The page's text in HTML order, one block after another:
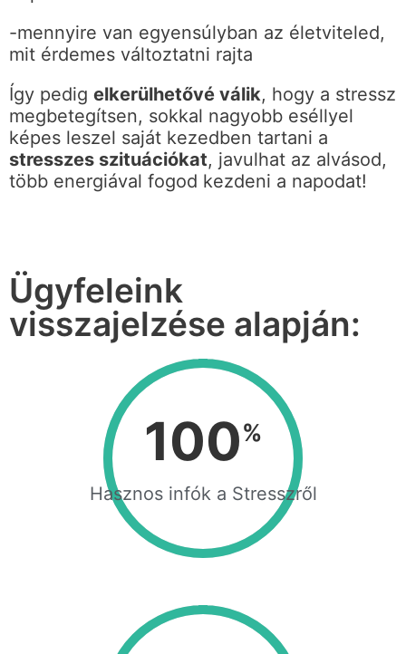
-mennyire van egyensúlyban az életviteled,
mit érdemes változtatni rajta
Így pedig elkerülhetővé válik, hogy a stressz
megbetegítsen, sokkal nagyobb eséllyel
képes leszel saját kezedben tartani a
stresszes szituációkat, javulhat az alvásod,
több energiával fogod kezdeni a napodat!
Ügyfeleink
visszajelzése alapján:
100%
Hasznos infók a Stresszről